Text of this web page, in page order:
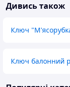
Дивись також
Ключ
Ключ балонний